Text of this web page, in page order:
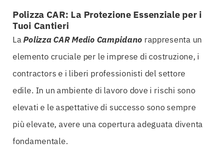
Polizza CAR: La Protezione Essenziale per i
Tuoi Cantieri
LaPolizza CAR Medio Campidano rappresenta un
elemento cruciale per le imprese di costruzione, i
contractors e i liberi professionisti del settore
edile. In un ambiente di lavoro dove i rischi sono
elevati e le aspettative di successo sono sempre
più elevate, avere una copertura adeguata diventa
fondamentale.